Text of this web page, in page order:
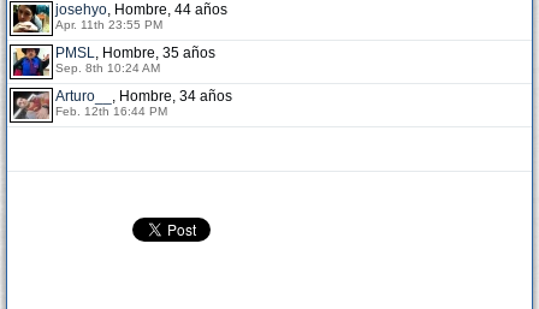
josehyo, Hombre, 44 años
Apr. 11th 23:55 PM
PMSL, Hombre, 35 años
Sep. 8th 10:24 AM
Arturo__ , Hombre, 34 años
Feb. 12th 16:44 PM